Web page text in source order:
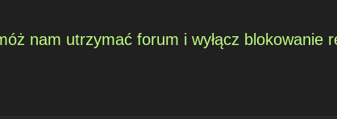
nam utrzymać forum i wyłącz blokowanie